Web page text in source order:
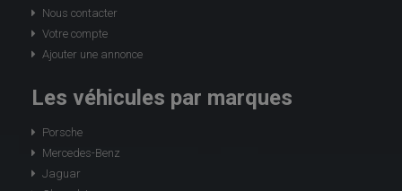
Nous contacter
Votre compte
Ajouter une annonce
Les véhicules par marques
Porsche
Mercedes-Benz
Jaguar